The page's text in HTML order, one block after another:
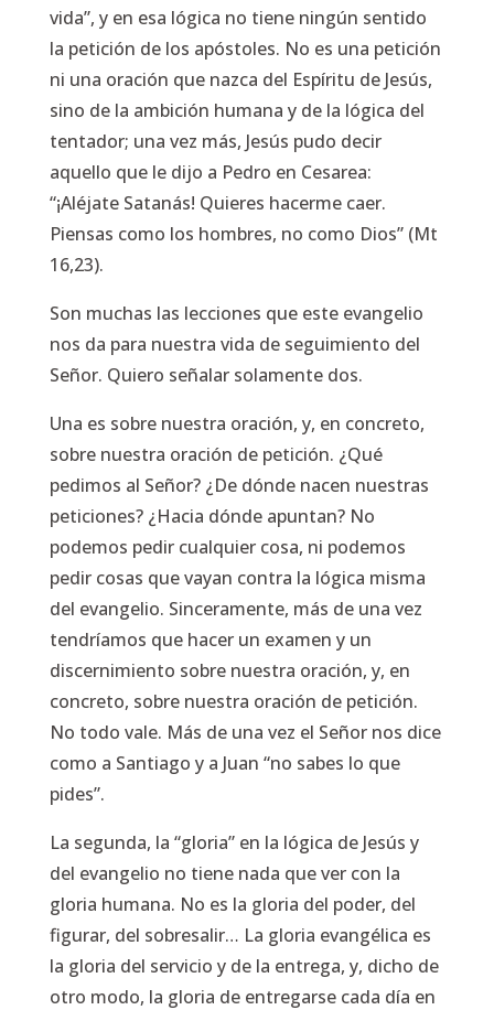
vida”, y en esa lógica no tiene ningún sentido
la petición de los apóstoles. No es una petición
ni una oración que nazca del Espíritu de Jesús,
sino de la ambición humana y de la lógica del
tentador; una vez más, Jesús pudo decir
aquello que le dijo a Pedro en Cesarea:
“¡Aléjate Satanás! Quieres hacerme caer.
Piensas como los hombres, no como Dios” (Mt
16,23).
Son muchas las lecciones que este evangelio
nos da para nuestra vida de seguimiento del
Señor. Quiero señalar solamente dos.
Una es sobre nuestra oración, y, en concreto,
sobre nuestra oración de petición. ¿Qué
pedimos al Señor? ¿De dónde nacen nuestras
peticiones? ¿Hacia dónde apuntan? No
podemos pedir cualquier cosa, ni podemos
pedir cosas que vayan contra la lógica misma
del evangelio. Sinceramente, más de una vez
tendríamos que hacer un examen y un
discernimiento sobre nuestra oración, y, en
concreto, sobre nuestra oración de petición.
No todo vale. Más de una vez el Señor nos dice
como a Santiago y a Juan “no sabes lo que
pides”.
La segunda, la “gloria” en la lógica de Jesús y
del evangelio no tiene nada que ver con la
gloria humana. No es la gloria del poder, del
figurar, del sobresalir… La gloria evangélica es
la gloria del servicio y de la entrega, y, dicho de
otro modo, la gloria de entregarse cada día en